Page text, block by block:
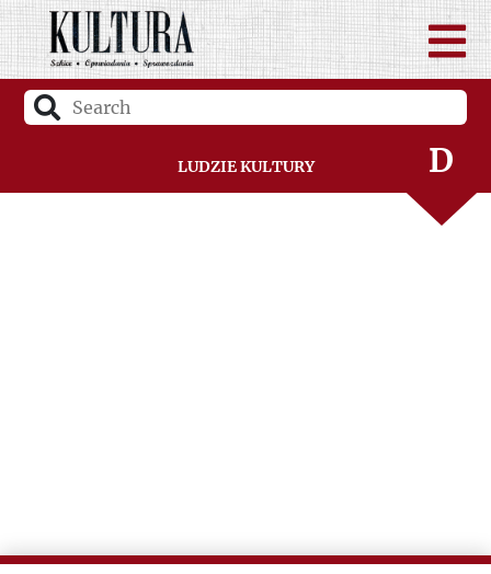
Ludzie Kultury
B
C
D
F